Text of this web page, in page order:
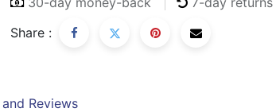
Share :
Reviews